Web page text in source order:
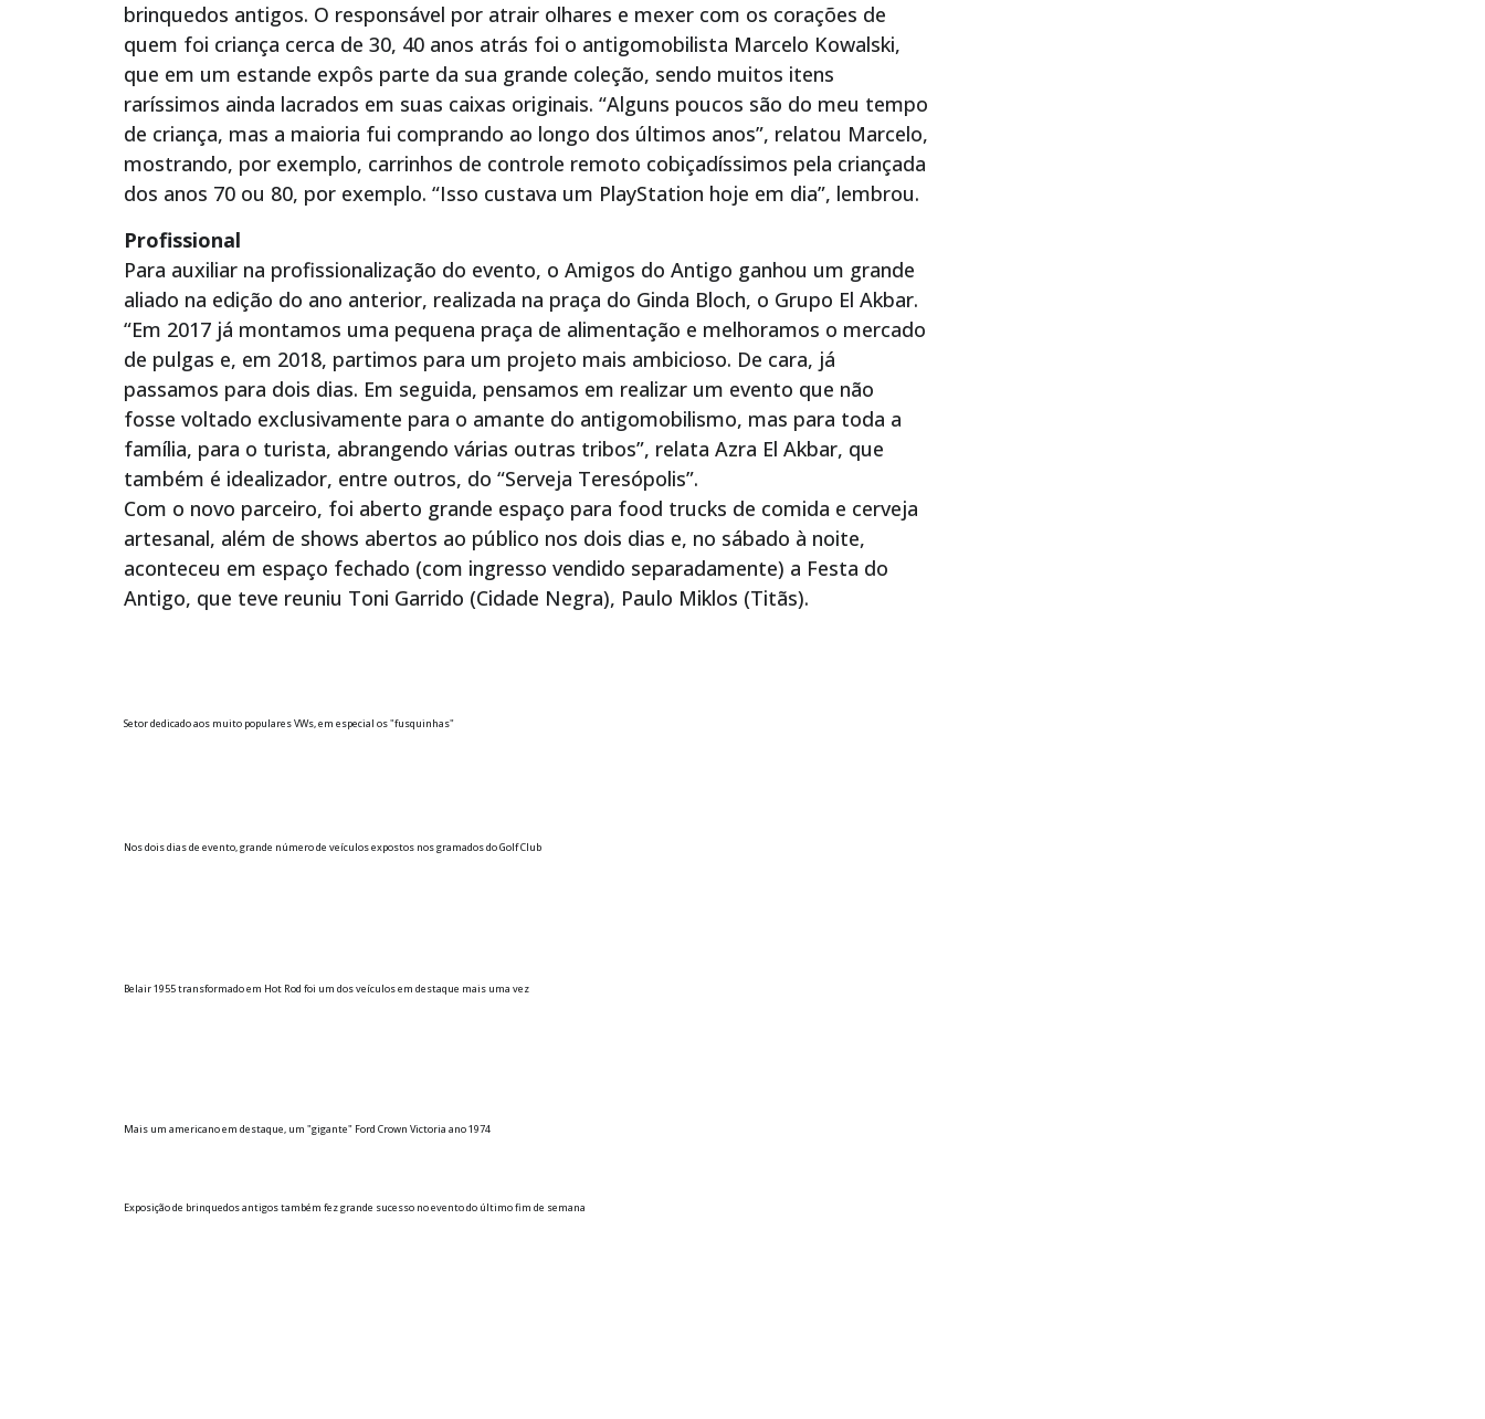
brinquedos antigos. O responsável por atrair olhares e mexer com os corações de
quem foi criança cerca de 30, 40 anos atrás foi o antigomobilista Marcelo Kowalski,
que em um estande expôs parte da sua grande coleção, sendo muitos itens
raríssimos ainda lacrados em suas caixas originais. “Alguns poucos são do meu tempo
de criança, mas a maioria fui comprando ao longo dos últimos anos”, relatou Marcelo,
mostrando, por exemplo, carrinhos de controle remoto cobiçadíssimos pela criançada
dos anos 70 ou 80, por exemplo. “Isso custava um PlayStation hoje em dia”, lembrou.
Profissional
Para auxiliar na profissionalização do evento, o Amigos do Antigo ganhou um grande
aliado na edição do ano anterior, realizada na praça do Ginda Bloch, o Grupo El Akbar.
“Em 2017 já montamos uma pequena praça de alimentação e melhoramos o mercado
de pulgas e, em 2018, partimos para um projeto mais ambicioso. De cara, já
passamos para dois dias. Em seguida, pensamos em realizar um evento que não
fosse voltado exclusivamente para o amante do antigomobilismo, mas para toda a
família, para o turista, abrangendo várias outras tribos”, relata Azra El Akbar, que
também é idealizador, entre outros, do “Serveja Teresópolis”.
Com o novo parceiro, foi aberto grande espaço para food trucks de comida e cerveja
artesanal, além de shows abertos ao público nos dois dias e, no sábado à noite,
aconteceu em espaço fechado (com ingresso vendido separadamente) a Festa do
Antigo, que teve reuniu Toni Garrido (Cidade Negra), Paulo Miklos (Titãs).
Setor dedicado aos muito populares VWs, em especial os "fusquinhas"
Nos dois dias de evento, grande número de veículos expostos nos gramados do Golf Club
Belair 1955 transformado em Hot Rod foi um dos veículos em destaque mais uma vez
Mais um americano em destaque, um "gigante" Ford Crown Victoria ano 1974
Exposição de brinquedos antigos também fez grande sucesso no evento do último fim de semana